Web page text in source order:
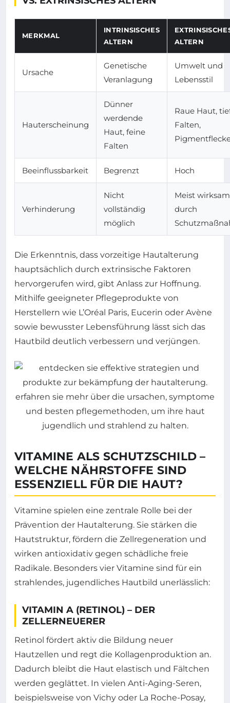
MERKMAL
INTRINSISCHES
ALTERN
ALTERN
Ursache
Genetische
Veranlagung
Umwelt und
Lebensstil
Hauterscheinung
Dünner
werdende
Haut, feine
Falten
Raue Haut,
Falten,
Beeinflussbarkeit Begrenzt Hoch
Verhinderung
Nicht
vollständig
möglich
Meist wirksam
durch
Die Erkenntnis, dass vorzeitige Hautalterung
hauptsächlich durch extrinsische Faktoren
hervorgerufen wird, gibt Anlass zur Hoffnung.
Mithilfe geeigneter Pflegeprodukte von
Herstellern wie L’Oréal Paris, Eucerin oder Avène
sowie bewusster Lebensführung lässt sich das
Hautbild deutlich verbessern und verjüngen.
VITAMINE ALS SCHUTZSCHILD –
WELCHE NÄHRSTOFFE SIND
ESSENZIELL FÜR DIE HAUT?
Vitamine spielen eine zentrale Rolle bei der
Prävention der Hautalterung. Sie stärken die
Hautstruktur, fördern die Zellregeneration und
wirken antioxidativ gegen schädliche freie
Radikale. Besonders vier Vitamine sind für ein
strahlendes, jugendliches Hautbild unerlässlich:
VITAMIN A (RETINOL) – DER
ZELLERNEUERER
Retinol fördert aktiv die Bildung neuer
Hautzellen und regt die Kollagenproduktion an.
Dadurch bleibt die Haut elastisch und Fältchen
werden geglättet. In vielen Anti-Aging-Seren,
beispielsweise von Vichy oder La Roche-Posay,